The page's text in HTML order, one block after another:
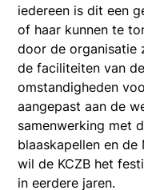
iedereen is dit een
of haar kunnen te
door de organisatie
de faciliteiten van
omstandigheden
aangepast aan de
samenwerking met
blaaskapellen en de
wil de KCZB het
in eerdere jaren.